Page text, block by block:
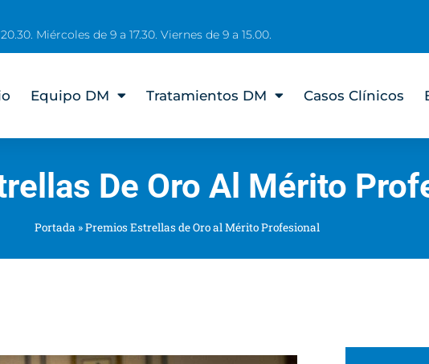
Miércoles de 9 a 17.30. Viernes de 9 a 15.00.
Equipo DM Tratamientos DM Casos Clínicos
De Oro Al Mérito
Portada »Premios Estrellas de Oro al Mérito Profesional